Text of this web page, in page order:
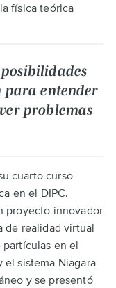
física teórica
para entender
problemas
cuarto curso
en el DIPC.
proyecto innovador
de realidad virtual
en el
sistema Niagara
y se presentó